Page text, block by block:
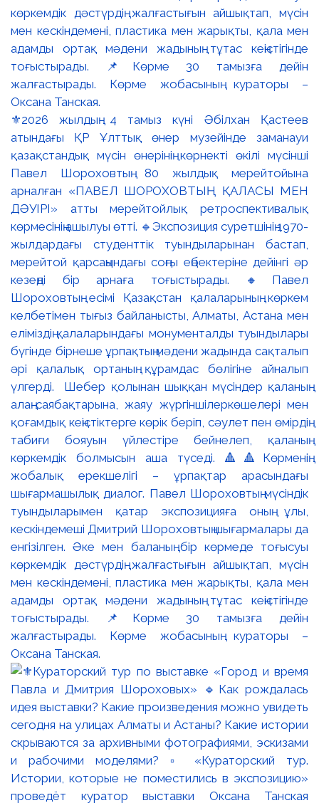
⚜️2026 жылдың 4 тамыз күні Әбілхан Қастеев
атындағы ҚР Ұлттық өнер музейінде заманауи
қазақстандық мүсін өнерінің көрнекті өкілі мүсінші
Павел Шороховтың 80 жылдық мерейтойына
арналған «ПАВЕЛ ШОРОХОВТЫҢ ҚАЛАСЫ МЕН
ДӘУІРІ» атты мерейтойлық ретроспективалық
көрмесінің ашылуы өтті. 🔹Экспозиция суретшінің 1970-
жылдардағы студенттік туындыларынан бастап,
мерейтой қарсаңындағы соңғы еңбектеріне дейінгі әр
кезеңді бір арнаға тоғыстырады. 🔸Павел
Шороховтың есімі Қазақстан қалаларының көркем
келбетімен тығыз байланысты, Алматы, Астана мен
еліміздің қалаларындағы монументалды туындылары
бүгінде бірнеше ұрпақтың мәдени жадында сақталып
әрі қалалық ортаның құрамдас бөлігіне айналып
үлгерді. Шебер қолынан шыққан мүсіндер қаланың
алаң-саябақтарына, жаяу жүргіншілеркөшелері мен
қоғамдық кеңістіктерге көрік беріп, сәулет пен өмірдің
табиғи бояуын үйлестіре бейнелеп, қаланың
көркемдік болмысын аша түседі. 🔺🔺Көрменің
жобалық ерекшелігі – ұрпақтар арасындағы
шығармашылық диалог. Павел Шороховтың мүсіндік
туындыларымен қатар экспозицияға оның ұлы,
кескіндемеші Дмитрий Шороховтың шығармалары да
енгізілген. Әке мен баланың бір көрмеде тоғысуы
көркемдік дәстүрдің жалғастығын айшықтап, мүсін
мен кескіндемені, пластика мен жарықты, қала мен
адамды ортақ мәдени жадының тұтас кеңістігінде
тоғыстырады. 📌Көрме 30 тамызға дейін
жалғастырады. Көрме жобасының кураторы –
Оксана Танская.